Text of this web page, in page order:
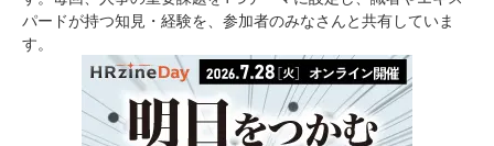
パードが持つ知見・経験を、参加者のみなさんと共有していま
す。